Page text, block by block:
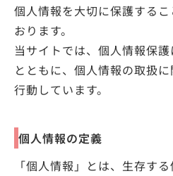
個人情報を大切に保護する
おります。
当サイトでは、個人情報保
とともに、個人情報の取扱
行動しています。
個人情報の定義
「個人情報」とは、生存す